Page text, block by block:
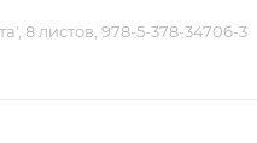
8 листов, 978-5-378-34706-3